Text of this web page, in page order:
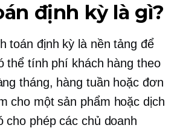
định kỳ là gì?
toán định kỳ là nền tảng để
thể tính phí khách hàng theo
tháng, hàng tuần hoặc đơn
cho một sản phẩm hoặc dịch
cho phép các chủ doanh